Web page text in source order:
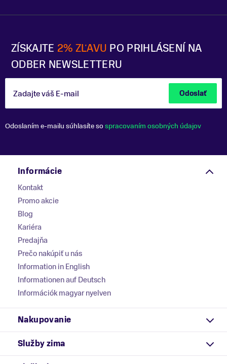
ZÍSKAJTE 2% ZĽAVU PO PRIHLÁSENÍ NA
ODBER NEWSLETTERU
Zadajte váš E-mail Odoslať
Odoslaním e-mailu súhlasíte sospracovaním osobných údajov
Informácie
Kontakt
Promo akcie
Blog
Kariéra
Predajňa
Prečo nakúpiť u nás
Information in English
Informationen auf Deutsch
Információk magyar nyelven
Nakupovanie
Služby zima